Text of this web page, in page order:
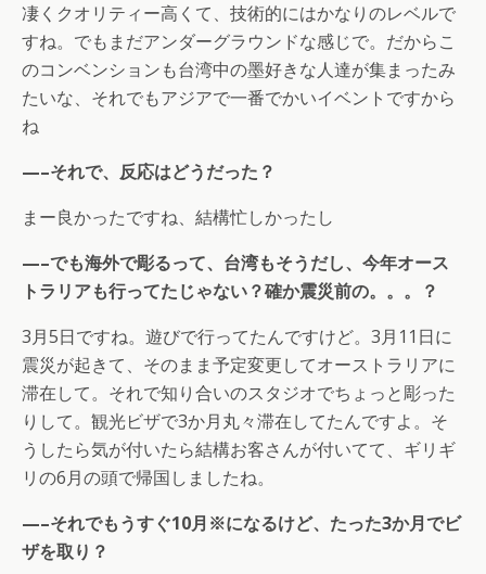
凄くクオリティー高くて、技術的にはかなりのレベルで
すね。でもまだアンダーグラウンドな感じで。だからこ
のコンベンションも台湾中の墨好きな人達が集まったみ
たいな、それでもアジアで一番でかいイベントですから
ね
—–それで、反応はどうだった？
まー良かったですね、結構忙しかったし
—–でも海外で彫るって、台湾もそうだし、今年オース
トラリアも行ってたじゃない？確か震災前の。。。？
3月5日ですね。遊びで行ってたんですけど。3月11日に
震災が起きて、そのまま予定変更してオーストラリアに
滞在して。それで知り合いのスタジオでちょっと彫った
りして。観光ビザで3か月丸々滞在してたんですよ。そ
うしたら気が付いたら結構お客さんが付いてて、ギリギ
リの6月の頭で帰国しましたね。
—–それでもうすぐ10月※になるけど、たった3か月でビ
ザを取り？